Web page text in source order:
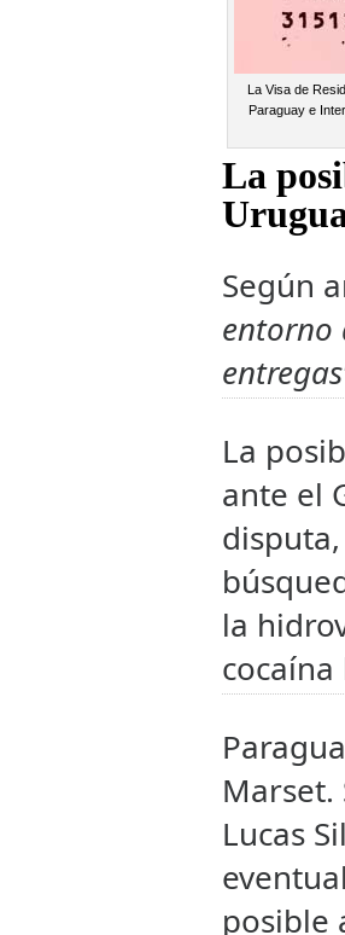
La Visa de
Paraguay e
La
Según
entorno
La
ante el
la
Lucas
posible